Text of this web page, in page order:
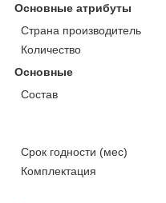
Основные атрибуты
Страна производитель
Количество
Основные
Состав
Срок годности (мес)
Комплектация